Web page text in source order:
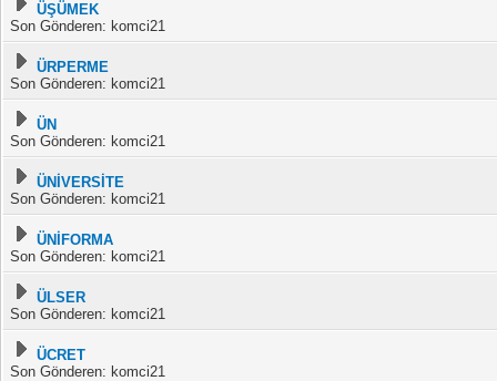
ÜŞÜMEK
Son Gönderen: komci21
ÜRPERME
Son Gönderen: komci21
ÜN
Son Gönderen: komci21
ÜNİVERSİTE
Son Gönderen: komci21
ÜNİFORMA
Son Gönderen: komci21
ÜLSER
Son Gönderen: komci21
ÜCRET
Son Gönderen: komci21